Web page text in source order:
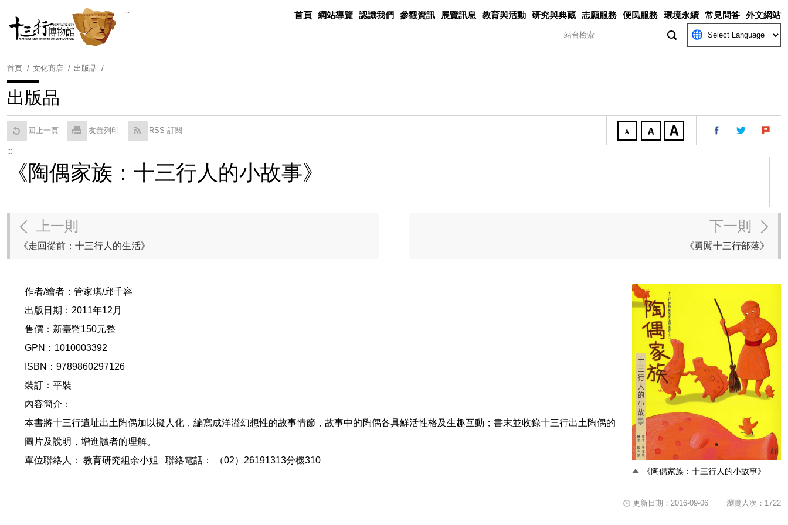
::: 首頁 網站導覽 認識我們 參觀資訊 展覽訊息 教育與活動 研究與典藏 志願服務 便民服務 環境永續 常見問答 外文網站
Powered by
首頁 文化商店 出版品
出版品
回上一頁 友善列印 RSS 訂閱
:::
《陶偶家族：十三行人的小故事》
上一則
《走回從前：十三行人的生活》
下一則
《勇闖十三行部落》
《陶偶家族：十三行人的小故事》
作者/繪者：管家琪/邱千容
出版日期：2011年12月
售價：新臺幣150元整
GPN：1010003392
ISBN：9789860297126
裝訂：平裝
內容簡介：
本書將十三行遺址出土陶偶加以擬人化，編寫成洋溢幻想性的故事情節，故事中的陶偶各具鮮活性格及生趣互動；書末並收錄十三行出土陶偶的
圖片及說明，增進讀者的理解。
單位聯絡人： 教育研究組余小姐 聯絡電話： （02）26191313分機310
更新日期：2016-09-06 瀏覽人次：1722